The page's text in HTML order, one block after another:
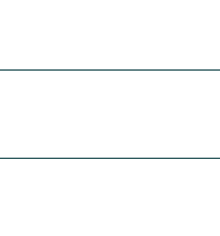
Hanley,